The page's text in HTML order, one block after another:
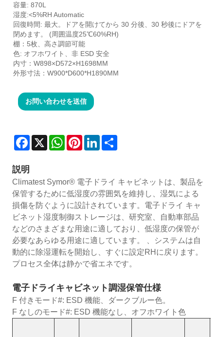
容量: 870L
湿度:<5%RH Automatic
回復時間: 最大。ドアを開けてから 30 分後、30 秒後にドアを
閉めます。 (周囲温度25℃60%RH)
棚：5枚、高さ調節可能
色: オフホワイト、非 ESD 安全
内寸：W898×D572×H1698MM
外形寸法：W900*D600*H1890MM
お問い合わせを送信
Facebook
X WhatsAppPinterestLinkedIn
説明
Climatest Symor® 電子ドライ キャビネットは、製品を
保管するために低湿度の雰囲気を維持し、湿気による
損傷を防ぐように設計されています。電子ドライ キャ
ビネット湿度制御ストレージは、研究室、自動車部品
などのさまざまな用途に適しており、低湿度の保管が
必要なあらゆる用途に適しています。 、システムは自
動的に除湿運転を開始し、すぐに設定RHに戻ります。
プロセス全体は静かで省エネです。
電子ドライキャビネット調湿保管仕様
F 付きモード#: ESD 機能、ダークブルー色。
F なしのモード#: ESD 機能なし、オフホワイト色